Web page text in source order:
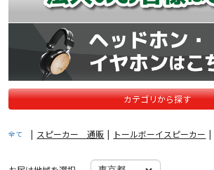
カテゴリから探す
全て | スピーカー 通販 | トールボーイスピーカー |